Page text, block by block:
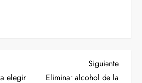
elegir
Siguiente
Eliminar alcohol de la